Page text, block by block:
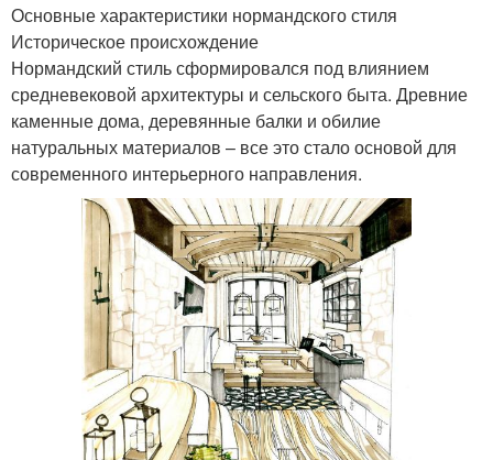
Основные характеристики нормандского стиля
Историческое происхождение
Нормандский стиль сформировался под влиянием
средневековой архитектуры и сельского быта. Древние
каменные дома, деревянные балки и обилие
натуральных материалов – все это стало основой для
современного интерьерного направления.